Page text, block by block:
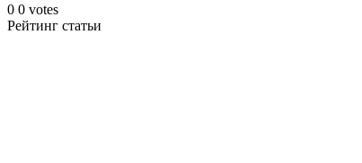
0 0 votes
Рейтинг статьи